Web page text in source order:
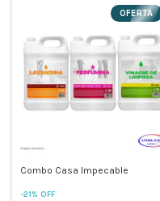
OFERTA
Combo Casa Impecable
-21% OFF